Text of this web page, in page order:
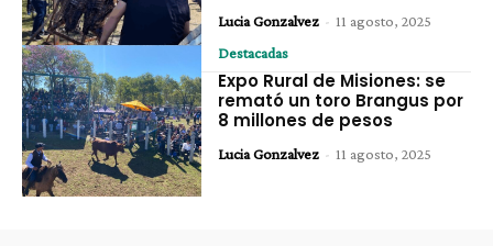
Lucia Gonzalvez - 11 agosto, 2025
Destacadas
Expo Rural de Misiones: se
remató un toro Brangus por
8 millones de pesos
Lucia Gonzalvez - 11 agosto, 2025